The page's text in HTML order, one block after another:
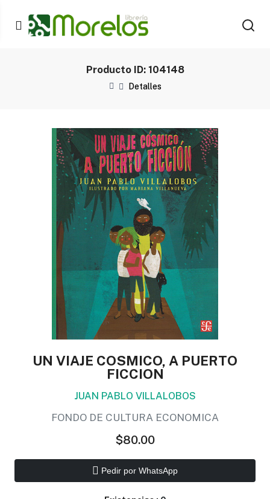
Producto ID: 104148
Detalles
UN VIAJE COSMICO, A PUERTO
FICCION
JUAN PABLO VILLALOBOS
FONDO DE CULTURA ECONOMICA
$80.00
Pedir por WhatsApp